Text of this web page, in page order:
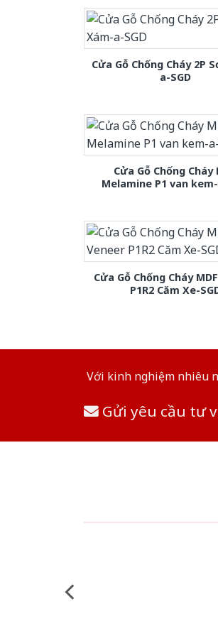
Cửa Gỗ Chống Cháy 2P
a-SGD
Cửa Gỗ Chống Cháy
Melamine P1 van
Cửa Gỗ Chống Cháy
P1R2 Căm Xe-
Với kinh nghiệm nhiêu
Gửi yêu cầu tư